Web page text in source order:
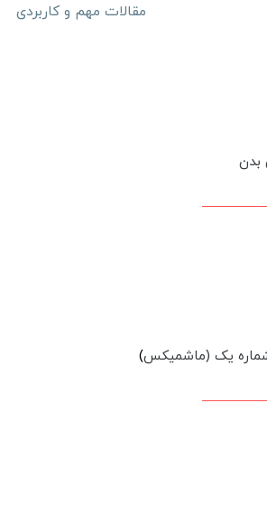
مقالات مهم و کاربردی
بدن
یک (ماشمیکس)